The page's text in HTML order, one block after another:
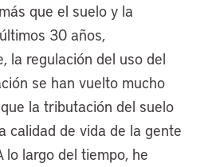
que el suelo y la
30 años,
la regulación del uso del
se han vuelto mucho
la tributación del suelo
calidad de vida de la gente
lo largo del tiempo, he